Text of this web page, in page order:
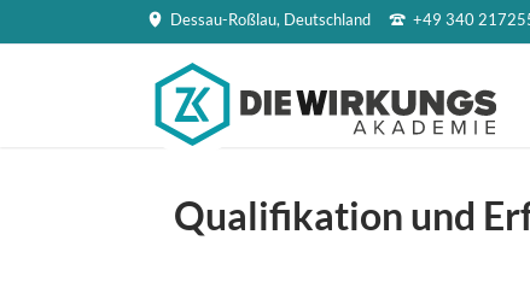
Dessau-Roßlau, Deutschland +49 340
Qualifikation und